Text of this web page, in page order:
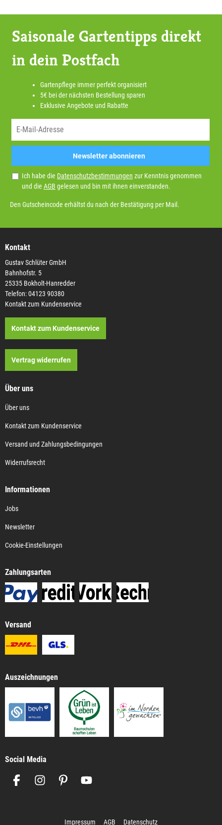
Saisonale Gartentipps direkt
in dein Postfach
Gartenpflege immer perfekt organisiert
5€ bei der nächsten Bestellung sparen
Exklusive Angebote und Rabatte
Newsletter abonnieren
Ich habe die Datenschutzbestimmungen zur Kenntnis genommen
und die AGB gelesen und bin mit ihnen einverstanden.
Den Gutscheincode erhältst du nach der Bestätigung per Mail.
Kontakt
Gustav Schlüter GmbH
Bahnhofstr. 5
25335 Bokholt-Hanredder
Telefon: 04123 90380
Kontakt zum Kundenservice
Kontakt zum Kundenservice
Vertrag widerrufen
Über uns
Über uns
Kontakt zum Kundenservice
Versand und Zahlungsbedingungen
Widerrufsrecht
Informationen
Jobs
Newsletter
Cookie-Einstellungen
Zahlungsarten
Versand
Auszeichnungen
Social Media
Impressum AGB Datenschutz